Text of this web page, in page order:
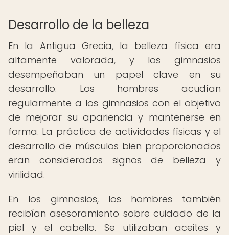
Desarrollo de la belleza
En la Antigua Grecia, la belleza física era
altamente valorada, y los gimnasios
desempeñaban un papel clave en su
desarrollo. Los hombres acudían
regularmente a los gimnasios con el objetivo
de mejorar su apariencia y mantenerse en
forma. La práctica de actividades físicas y el
desarrollo de músculos bien proporcionados
eran considerados signos de belleza y
virilidad.
En los gimnasios, los hombres también
recibían asesoramiento sobre cuidado de la
piel y el cabello. Se utilizaban aceites y